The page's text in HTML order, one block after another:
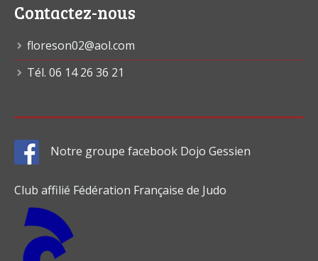
Contactez-nous
floreson02@aol.com
Tél. 06 14 26 36 21
Notre groupe facebook Dojo Gessien
Club affilié Fédération Française de Judo